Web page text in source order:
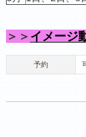
＞＞ イメージ
予約